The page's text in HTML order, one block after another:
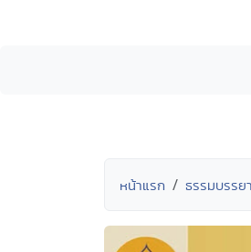
หน้าแรก ธรรมบรรย